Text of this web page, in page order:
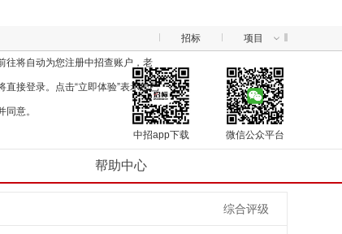
往将自动为您注册中招查账户，老
直接登录。点击“立即体验”表示您已
同意。
招标
项目
微信公众平台
中招app下载
帮助中心
综合评级